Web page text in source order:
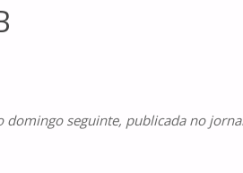
domingo seguinte, publicada no